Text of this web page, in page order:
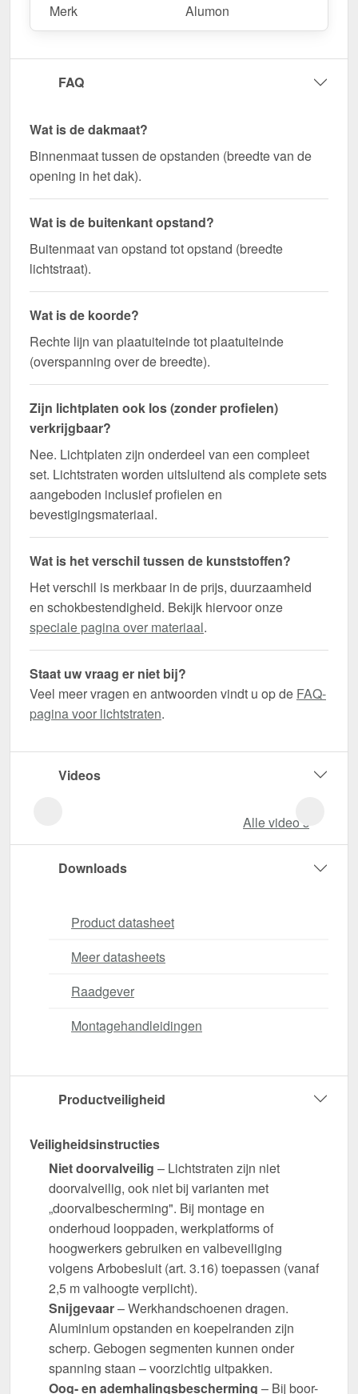
Merk Alumon
FAQ
Wat is de dakmaat?
Binnenmaat tussen de opstanden (breedte van de
opening in het dak).
Wat is de buitenkant opstand?
Buitenmaat van opstand tot opstand (breedte
lichtstraat).
Wat is de koorde?
Rechte lijn van plaatuiteinde tot plaatuiteinde
(overspanning over de breedte).
Zijn lichtplaten ook los (zonder profielen)
verkrijgbaar?
Nee. Lichtplaten zijn onderdeel van een compleet
set. Lichtstraten worden uitsluitend als complete sets
aangeboden inclusief profielen en
bevestigingsmateriaal.
Wat is het verschil tussen de kunststoffen?
Het verschil is merkbaar in de prijs, duurzaamheid
en schokbestendigheid. Bekijk hiervoor onze
speciale pagina over materiaal.
Staat uw vraag er niet bij?
Veel meer vragen en antwoorden vindt u op de FAQ-
pagina voor lichtstraten.
Videos
Alle video‘s
Downloads
Product datasheet
Meer datasheets
Raadgever
Montagehandleidingen
Productveiligheid
Veiligheidsinstructies
Niet doorvalveilig – Lichtstraten zijn niet
doorvalveilig, ook niet bij varianten met
„doorvalbescherming". Bij montage en
onderhoud looppaden, werkplatforms of
hoogwerkers gebruiken en valbeveiliging
volgens Arbobesluit (art. 3.16) toepassen (vanaf
2,5 m valhoogte verplicht).
Snijgevaar– Werkhandschoenen dragen.
Aluminium opstanden en koepelranden zijn
scherp. Gebogen segmenten kunnen onder
spanning staan – voorzichtig uitpakken.
Oog- en ademhalingsbescherming – Bij boor-